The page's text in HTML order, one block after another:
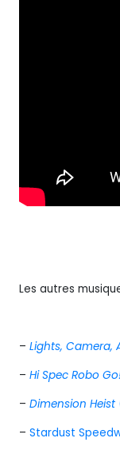
Les autres
– Lights, Camera,
– Hi Spec Robo
– Dimension Heist
– Stardust